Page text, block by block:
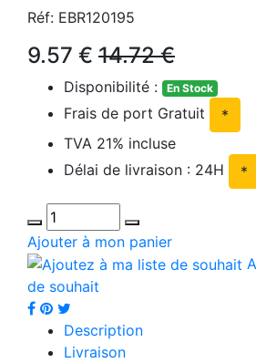
Réf: EBR120195
9.57 € 14.72 €
Disponibilité : En Stock
Frais de port Gratuit
*
TVA 21% incluse
Délai de livraison : 24H
*
Ajouter à mon panier
de souhait
Description
Livraison